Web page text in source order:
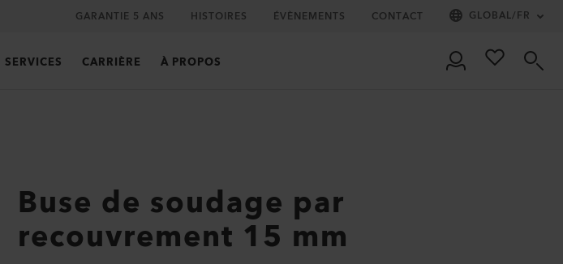
GARANTIE 5 ANS HISTOIRES ÉVÈNEMENTS CONTACT GLOBAL/FR
SERVICES CARRIÈRE À PROPOS
Buse de soudage par
recouvrement 15 mm